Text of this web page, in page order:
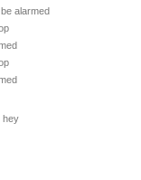
alarmed
hey